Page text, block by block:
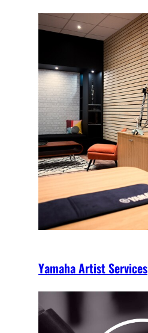
Yamaha Artist Services